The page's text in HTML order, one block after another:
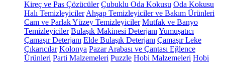
Kireç ve Pas Çözücüler Çubuklu Oda Kokusu Oda Kokusu
Halı Temizleyiciler Ahşap Temizleyiciler ve Bakım Ürünleri
Cam ve Parlak Yüzey Temizleyiciler Mutfak ve Banyo
Temizleyiciler Bulaşık Makinesi Deterjanı Yumuşatıcı
Çamaşır Deterjanı Elde Bulaşık Deterjanı Çamaşır Leke
Çıkarıcılar Kolonya Pazar Arabası ve Çantası Eğlence
Ürünleri Parti Malzemeleri Puzzle Hobi Malzemeleri Hobi